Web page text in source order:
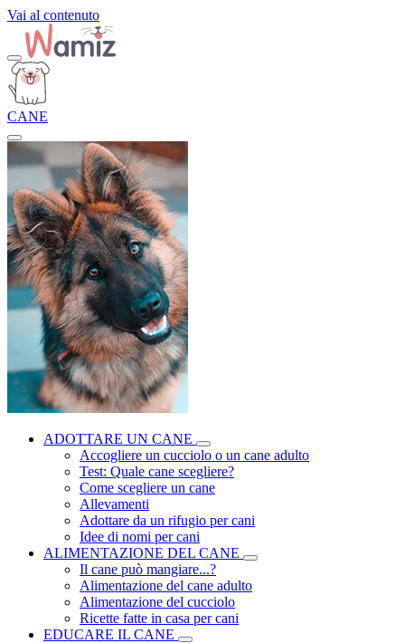
Vai al contenuto
CANE
ADOTTARE UN CANE
Accogliere un cucciolo o un cane adulto
Test: Quale cane scegliere?
Come scegliere un cane
Allevamenti
Adottare da un rifugio per cani
Idee di nomi per cani
ALIMENTAZIONE DEL CANE
Il cane può mangiare...?
Alimentazione del cane adulto
Alimentazione del cucciolo
Ricette fatte in casa per cani
EDUCARE IL CANE